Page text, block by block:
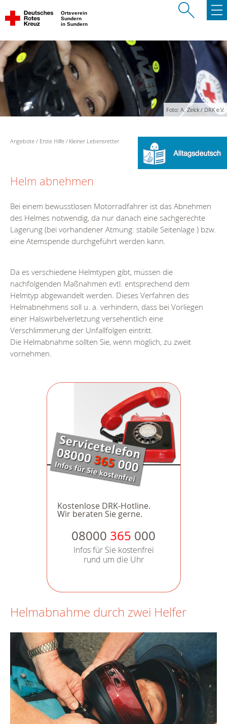
Ortsverein
Sundern
in Sundern
Foto: A. Zelck / DRK e.V.
Angebote Erste Hilfe Kleiner Lebensretter
Helm abnehmen
Bei einem bewusstlosen Motorradfahrer ist das Abnehmen
des Helmes notwendig, da nur danach eine sachgerechte
Lagerung (bei vorhandener Atmung: stabile Seitenlage ) bzw.
eine Atemspende durchgeführt werden kann.
Da es verschiedene Helmtypen gibt, müssen die
nachfolgenden Maßnahmen evtl. entsprechend dem
Helmtyp abgewandelt werden. Dieses Verfahren des
Helmabnehmens soll u. a. verhindern, dass bei Vorliegen
einer Halswirbelverletzung versehentlich eine
Verschlimmerung der Unfallfolgen eintritt.
Die Helmabnahme sollten Sie, wenn möglich, zu zweit
vornehmen.
Kostenlose DRK-Hotline.
Wir beraten Sie gerne.
08000 365 000
Infos für Sie kostenfrei
rund um die Uhr
Helmabnahme durch zwei Helfer